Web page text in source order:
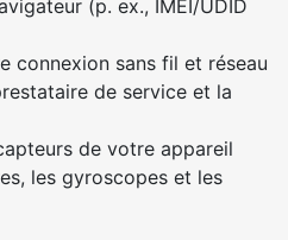
(p. ex., IMEI/UDID
connexion sans fil et réseau
de service et la
de votre appareil
les gyroscopes et les